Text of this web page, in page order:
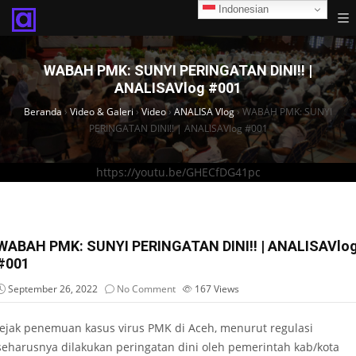
WABAH PMK: SUNYI PERINGATAN DINI!! |
ANALISAVlog #001
Beranda›Video & Galeri›Video›ANALISA Vlog› WABAH PMK: SUNYI
PERINGATAN DINI!! | ANALISAVlog #001
https://youtu.be/GHECfDG41pc
PMK: SUNYI PERINGATAN DINI!! |
September 26, 2022 No Comment 167Views
penemuan kasus virus PMK di Aceh, menurut regulasi
dilakukan peringatan dini oleh pemerintah kab/kota
Indonesian